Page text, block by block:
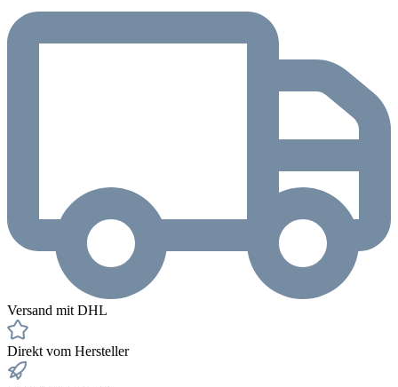
Versand mit DHL
Direkt vom Hersteller